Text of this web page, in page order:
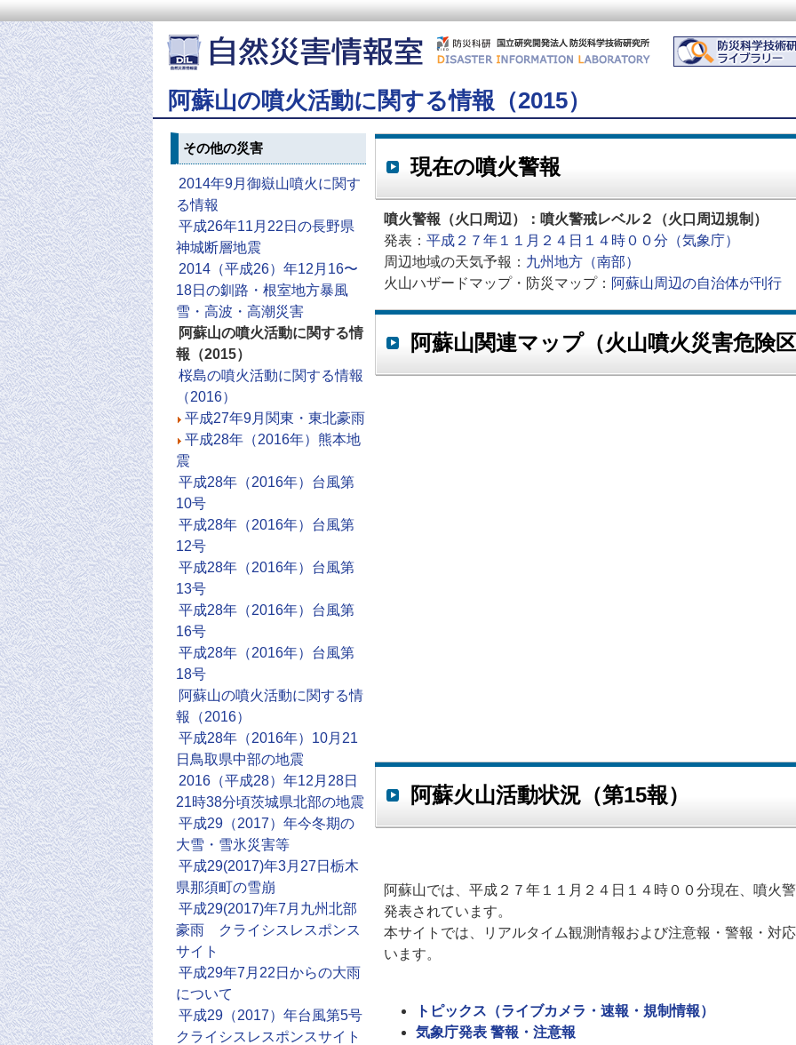
阿蘇山の噴火活動に関する情報（2015）
その他の災害
2014年9月御嶽山噴火に関す
る情報
平成26年11月22日の長野県
神城断層地震
2014（平成26）年12月16〜
18日の釧路・根室地方暴風
雪・高波・高潮災害
阿蘇山の噴火活動に関する情
報（2015）
桜島の噴火活動に関する情報
（2016）
平成27年9月関東・東北豪雨
平成28年（2016年）熊本地
震
平成28年（2016年）台風第
10号
平成28年（2016年）台風第
12号
平成28年（2016年）台風第
13号
平成28年（2016年）台風第
16号
平成28年（2016年）台風第
18号
阿蘇山の噴火活動に関する情
報（2016）
平成28年（2016年）10月21
日鳥取県中部の地震
2016（平成28）年12月28日
21時38分頃茨城県北部の地震
平成29（2017）年今冬期の
大雪・雪氷災害等
平成29(2017)年3月27日栃木
県那須町の雪崩
平成29(2017)年7月九州北部
豪雨 クライシスレスポンス
サイト
平成29年7月22日からの大雨
について
平成29（2017）年台風第5号
クライシスレスポンスサイト
現在の噴火警報
噴火警報（火口周辺）：噴火警戒レベル２（火口周辺規制）
発表： 平成２７年１１月２４日１４時００分（気象庁）
周辺地域の天気予報： 九州地方（南部）
火山ハザードマップ・防災マップ： 阿蘇山周辺の自治体が刊行
阿蘇山関連マップ（火山噴火災害危険
阿蘇火山活動状況（第15報）
阿蘇山では、平成２７年１１月２４日１４時００分現在、噴火
発表されています。
本サイトでは、リアルタイム観測情報および注意報・警報・対
います。
トピックス（ライブカメラ・速報・規制情報）
気象庁発表 警報・注意報